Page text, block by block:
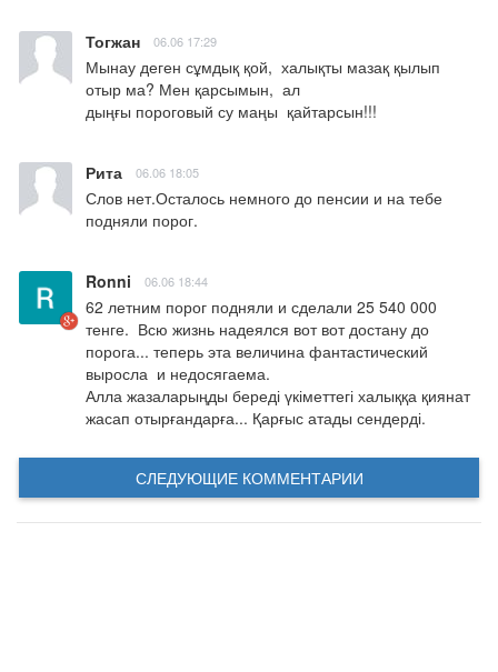
Тогжан 06.06 17:29
Мынау деген сұмдық қой,  халықты мазақ қылып
отыр ма? Мен қарсымын,  ал
дыңғы пороговый су маңы  қайтарсын!!!
Рита 06.06 18:05
Слов нет.Осталось немного до пенсии и на тебе
подняли порог.
Ronni 06.06 18:44
62 летним порог подняли и сделали 25 540 000
тенге.  Всю жизнь надеялся вот вот достану до
порога... теперь эта величина фантастический
выросла  и недосягаема.
Алла жазаларыңды береді үкіметтегі халыққа қиянат
жасап отырғандарға... Қарғыс атады сендерді.
СЛЕДУЮЩИЕ КОММЕНТАРИИ